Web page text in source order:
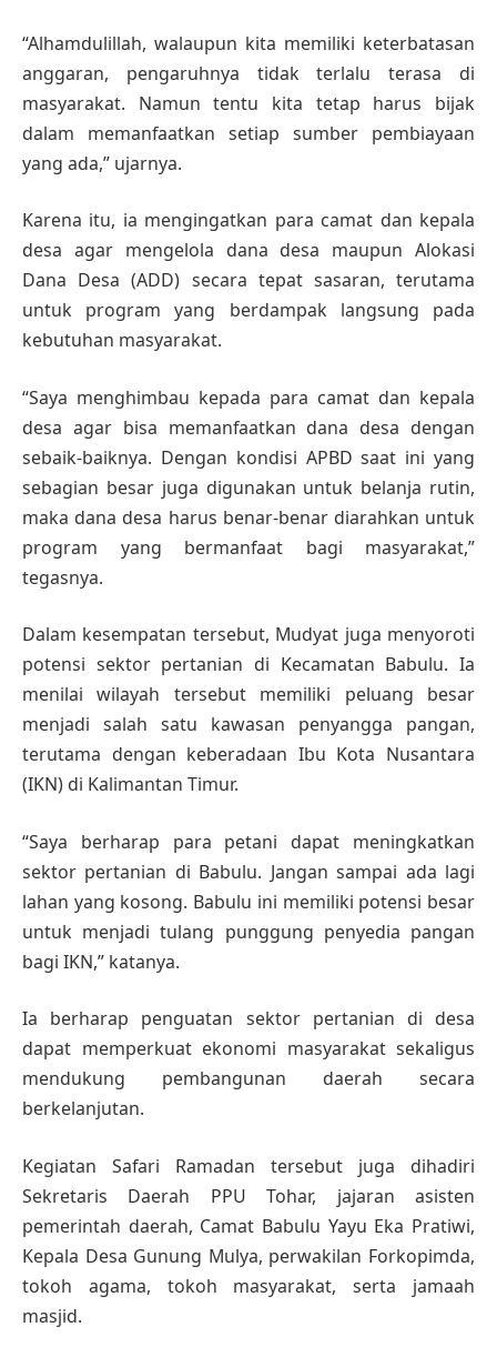
“Alhamdulillah, walaupun kita memiliki keterbatasan
anggaran, pengaruhnya tidak terlalu terasa di
masyarakat. Namun tentu kita tetap harus bijak
dalam memanfaatkan setiap sumber pembiayaan
yang ada,” ujarnya.
Karena itu, ia mengingatkan para camat dan kepala
desa agar mengelola dana desa maupun Alokasi
Dana Desa (ADD) secara tepat sasaran, terutama
untuk program yang berdampak langsung pada
kebutuhan masyarakat.
“Saya menghimbau kepada para camat dan kepala
desa agar bisa memanfaatkan dana desa dengan
sebaik-baiknya. Dengan kondisi APBD saat ini yang
sebagian besar juga digunakan untuk belanja rutin,
maka dana desa harus benar-benar diarahkan untuk
program yang bermanfaat bagi masyarakat,”
tegasnya.
Dalam kesempatan tersebut, Mudyat juga menyoroti
potensi sektor pertanian di Kecamatan Babulu. Ia
menilai wilayah tersebut memiliki peluang besar
menjadi salah satu kawasan penyangga pangan,
terutama dengan keberadaan Ibu Kota Nusantara
(IKN) di Kalimantan Timur.
“Saya berharap para petani dapat meningkatkan
sektor pertanian di Babulu. Jangan sampai ada lagi
lahan yang kosong. Babulu ini memiliki potensi besar
untuk menjadi tulang punggung penyedia pangan
bagi IKN,” katanya.
Ia berharap penguatan sektor pertanian di desa
dapat memperkuat ekonomi masyarakat sekaligus
mendukung pembangunan daerah secara
berkelanjutan.
Kegiatan Safari Ramadan tersebut juga dihadiri
Sekretaris Daerah PPU Tohar, jajaran asisten
pemerintah daerah, Camat Babulu Yayu Eka Pratiwi,
Kepala Desa Gunung Mulya, perwakilan Forkopimda,
tokoh agama, tokoh masyarakat, serta jamaah
masjid.